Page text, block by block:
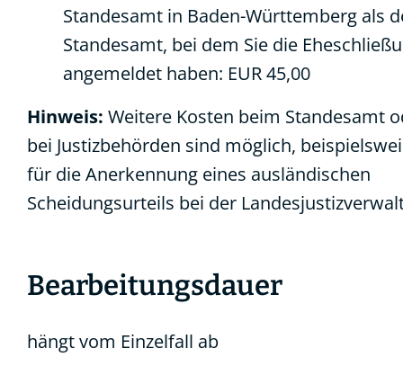
Standesamt in Baden-Württemberg als
Standesamt, bei dem Sie die
angemeldet haben: EUR 45,00
Hinweis: Weitere Kosten beim Standesamt
bei Justizbehörden sind möglich,
für die Anerkennung eines ausländischen
Scheidungsurteils bei der
Bearbeitungsdauer
hängt vom Einzelfall ab